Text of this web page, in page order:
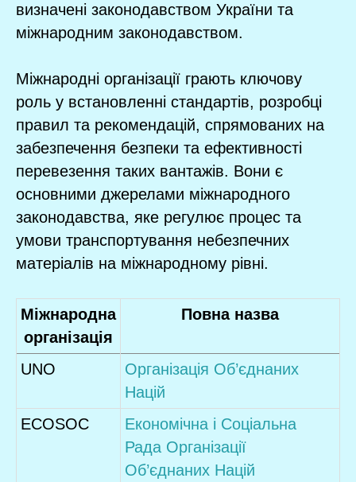
визначені законодавством України та
міжнародним законодавством.
Міжнародні організації грають ключову
роль у встановленні стандартів, розробці
правил та рекомендацій, спрямованих на
забезпечення безпеки та ефективності
перевезення таких вантажів. Вони є
основними джерелами міжнародного
законодавства, яке регулює процес та
умови транспортування небезпечних
матеріалів на міжнародному рівні.
Міжнародна
організація
Повна назва
UNO
Організація Об’єднаних
Націй
ECOSOC
Економічна і Соціальна
Рада Організації
Об’єднаних Націй